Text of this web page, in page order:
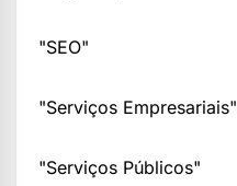
"SEO"
"Serviços Empresariais"
"Serviços Públicos"